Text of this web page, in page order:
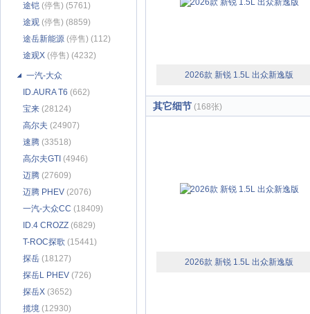
途铠 (停售) (5761)
途观 (停售) (8859)
途岳新能源 (停售) (112)
途观X (停售) (4232)
一汽-大众
ID.AURA T6 (662)
宝来 (28124)
高尔夫 (24907)
速腾 (33518)
高尔夫GTI (4946)
迈腾 (27609)
迈腾 PHEV (2076)
一汽-大众CC (18409)
ID.4 CROZZ (6829)
T-ROC探歌 (15441)
探岳 (18127)
探岳L PHEV (726)
探岳X (3652)
揽境 (12930)
2026款 新锐 1.5L 出众新逸版
其它细节 (168张)
2026款 新锐 1.5L 出众新逸版